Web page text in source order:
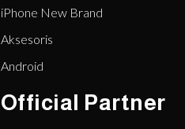
iPhone New Brand
Aksesoris
Android
Official Partner